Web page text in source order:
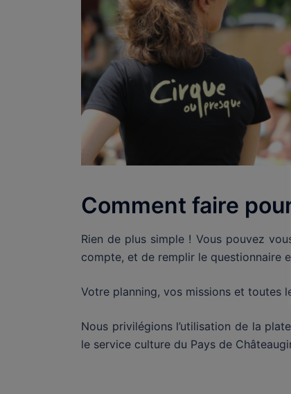
Comment faire
Rien de plus simple ! Vous pouvez
compte, et de remplir le questionnaire
Votre planning, vos missions et toutes
Nous privilégions l’utilisation de la
le service culture du Pays de